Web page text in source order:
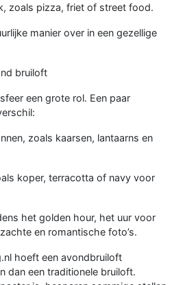
zoals pizza, friet of street food.
manier over in een gezellige
bruiloft
een grote rol. Een paar
zoals kaarsen, lantaarns en
koper, terracotta of navy voor
het golden hour, het uur voor
en romantische foto’s.
hoeft een avondbruiloft
dan een traditionele bruiloft.